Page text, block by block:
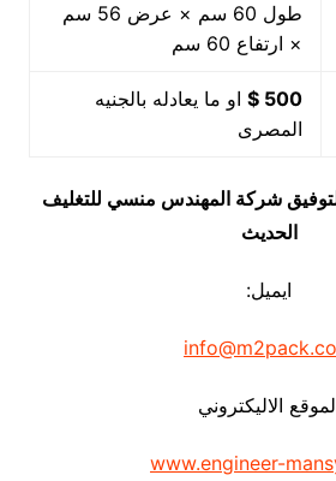
طول 60 سم × عرض 56 سم
× ارتفاع 60 سم
500 $
او ما يعادله بالجنيه
المصرى
بالتوفيق شركة المهندس منسي للتغليف
الحديث
ايميل:
الاليكتروني
www.engineer-